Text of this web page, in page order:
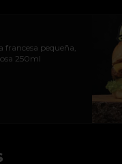
francesa pequeña,
250ml